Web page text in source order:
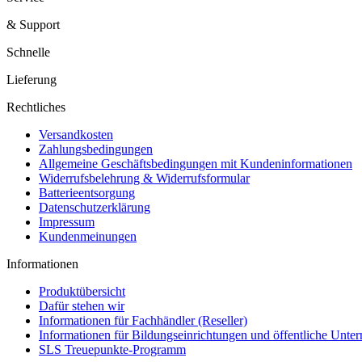
& Support
Schnelle
Lieferung
Rechtliches
Versandkosten
Zahlungsbedingungen
Allgemeine Geschäftsbedingungen mit Kundeninformationen
Widerrufsbelehrung & Widerrufsformular
Batterieentsorgung
Datenschutzerklärung
Impressum
Kundenmeinungen
Informationen
Produktübersicht
Dafür stehen wir
Informationen für Fachhändler (Reseller)
Informationen für Bildungseinrichtungen und öffentliche
SLS Treuepunkte-Programm